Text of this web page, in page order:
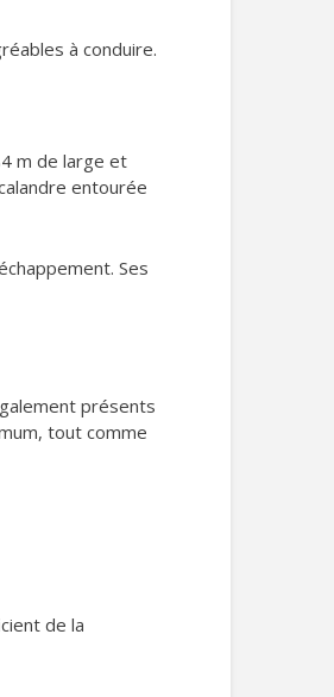
à conduire.
m de large et
entourée
Ses
présents
tout comme
de la